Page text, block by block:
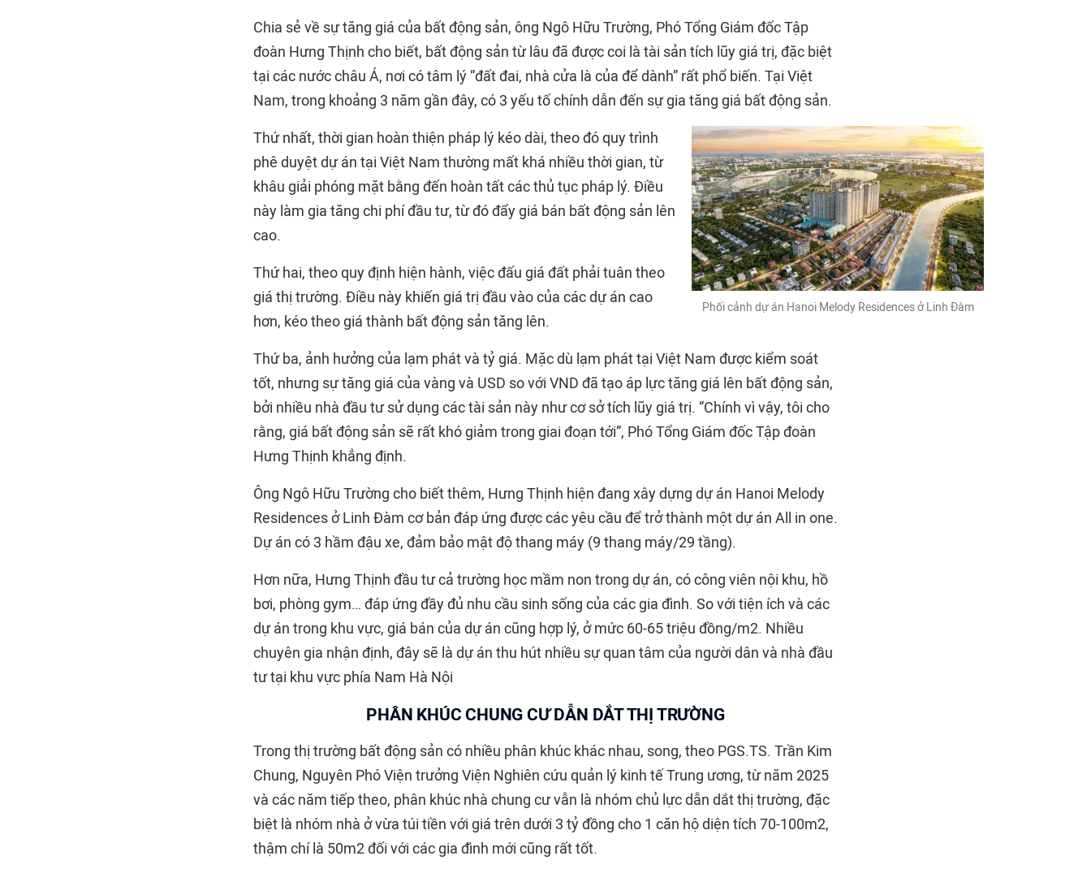
Chia sẻ về sự tăng giá của bất động sản, ông Ngô Hữu Trường, Phó Tổng Giám đốc Tập
đoàn Hưng Thịnh cho biết, bất động sản từ lâu đã được coi là tài sản tích lũy giá trị, đặc biệt
tại các nước châu Á, nơi có tâm lý “đất đai, nhà cửa là của để dành” rất phổ biến. Tại Việt
Nam, trong khoảng 3 năm gần đây, có 3 yếu tố chính dẫn đến sự gia tăng giá bất động sản.
Phối cảnh dự án Hanoi Melody Residences ở Linh Đàm
Thứ nhất, thời gian hoàn thiện pháp lý kéo dài, theo đó quy trình
phê duyệt dự án tại Việt Nam thường mất khá nhiều thời gian, từ
khâu giải phóng mặt bằng đến hoàn tất các thủ tục pháp lý. Điều
này làm gia tăng chi phí đầu tư, từ đó đẩy giá bán bất động sản lên
cao.
Thứ hai, theo quy định hiện hành, việc đấu giá đất phải tuân theo
giá thị trường. Điều này khiến giá trị đầu vào của các dự án cao
hơn, kéo theo giá thành bất động sản tăng lên.
Thứ ba, ảnh hưởng của lạm phát và tỷ giá. Mặc dù lạm phát tại Việt Nam được kiểm soát
tốt, nhưng sự tăng giá của vàng và USD so với VND đã tạo áp lực tăng giá lên bất động sản,
bởi nhiều nhà đầu tư sử dụng các tài sản này như cơ sở tích lũy giá trị. “Chính vì vậy, tôi cho
rằng, giá bất động sản sẽ rất khó giảm trong giai đoạn tới”, Phó Tổng Giám đốc Tập đoàn
Hưng Thịnh khẳng định.
Ông Ngô Hữu Trường cho biết thêm, Hưng Thịnh hiện đang xây dựng dự án Hanoi Melody
Residences ở Linh Đàm cơ bản đáp ứng được các yêu cầu để trở thành một dự án All in one.
Dự án có 3 hầm đậu xe, đảm bảo mật độ thang máy (9 thang máy/29 tầng).
Hơn nữa, Hưng Thịnh đầu tư cả trường học mầm non trong dự án, có công viên nội khu, hồ
bơi, phòng gym… đáp ứng đầy đủ nhu cầu sinh sống của các gia đình. So với tiện ích và các
dự án trong khu vực, giá bán của dự án cũng hợp lý, ở mức 60-65 triệu đồng/m2. Nhiều
chuyên gia nhận định, đây sẽ là dự án thu hút nhiều sự quan tâm của người dân và nhà đầu
tư tại khu vực phía Nam Hà Nội
PHÂN KHÚC CHUNG CƯ DẪN DẮT THỊ TRƯỜNG
Trong thị trường bất động sản có nhiều phân khúc khác nhau, song, theo PGS.TS. Trần Kim
Chung, Nguyên Phó Viện trưởng Viện Nghiên cứu quản lý kinh tế Trung ương, từ năm 2025
và các năm tiếp theo, phân khúc nhà chung cư vẫn là nhóm chủ lực dẫn dắt thị trường, đặc
biệt là nhóm nhà ở vừa túi tiền với giá trên dưới 3 tỷ đồng cho 1 căn hộ diện tích 70-100m2,
thậm chí là 50m2 đối với các gia đình mới cũng rất tốt.